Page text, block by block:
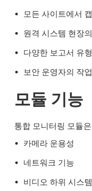
모든 사이트에서
원격 시스템 현장
다양한 보고서 유
보안 운영자의 작
모듈 기능
통합 모니터링 모듈
카메라 운용성
네트워크 기능
비디오 하위 시스